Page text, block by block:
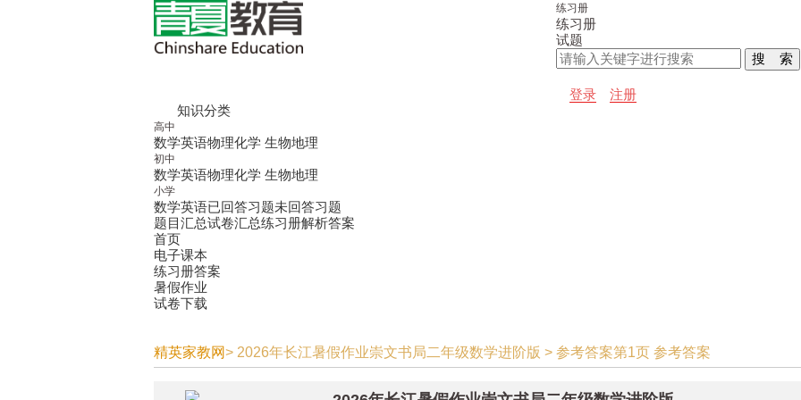
练习册
练习册
试题
登录
注册
知识分类
高中
数学英语物理化学 生物地理
初中
数学英语物理化学 生物地理
小学
数学英语已回答习题未回答习题
题目汇总试卷汇总练习册解析答案
首页
电子课本
练习册答案
暑假作业
试卷下载
精英家教网> 2026年长江暑假作业崇文书局二年级数学进阶版 > 参考答案第1页 参考答案